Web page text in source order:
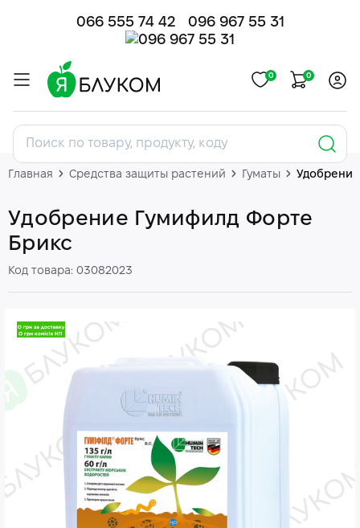
066 555 74 42 096 967 55 31
0 0
Главная Средства защиты растений Гуматы
Удобрение Гумифилд Форте
Брикс
Код товара: 03082023